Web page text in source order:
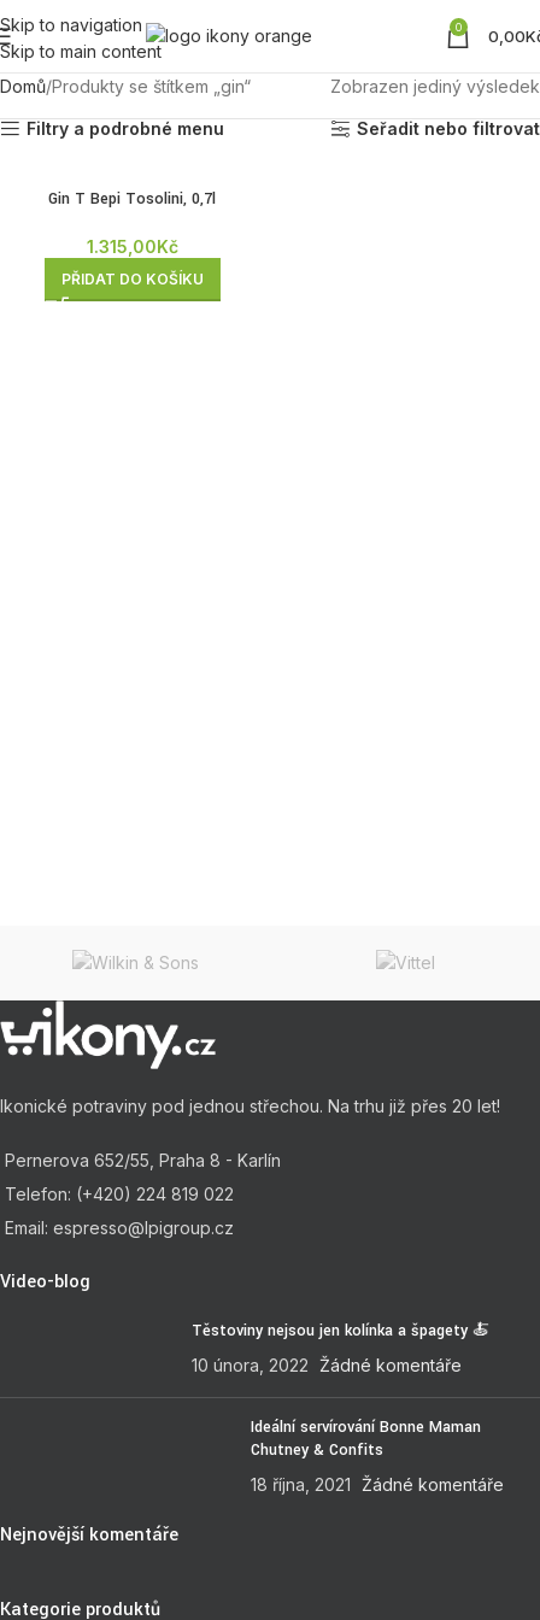
Skip to navigation
Skip to main content
0 0,00
Domů Produkty se štítkem „gin“ Zobrazen jediný výsledek
Filtry a podrobné menu Seřadit nebo filtrovat
Gin T Bepi Tosolini, 0,7l
1.315,00Kč
PŘIDAT DO KOŠÍKU
Ikonické potraviny pod jednou střechou. Na trhu již přes 20 let!
Pernerova 652/55, Praha 8 - Karlín
Telefon: (+420) 224 819 022
Email: espresso@lpigroup.cz
Video-blog
Těstoviny nejsou jen kolínka a špagety 🍝
10 února, 2022 Žádné komentáře
Ideální servírování Bonne Maman
Chutney & Confits
18 října, 2021 Žádné komentáře
Nejnovější komentáře
Kategorie produktů